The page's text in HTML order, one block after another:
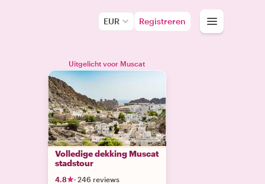
EUR Registreren
Uitgelicht voor Muscat
Volledige dekking Muscat
stadstour
4.8 · 246 reviews